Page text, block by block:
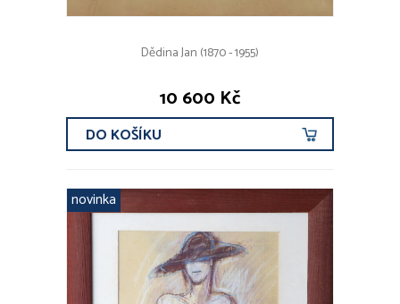
Dědina Jan (1870 - 1955)
10 600 Kč
DO KOŠÍKU
novinka